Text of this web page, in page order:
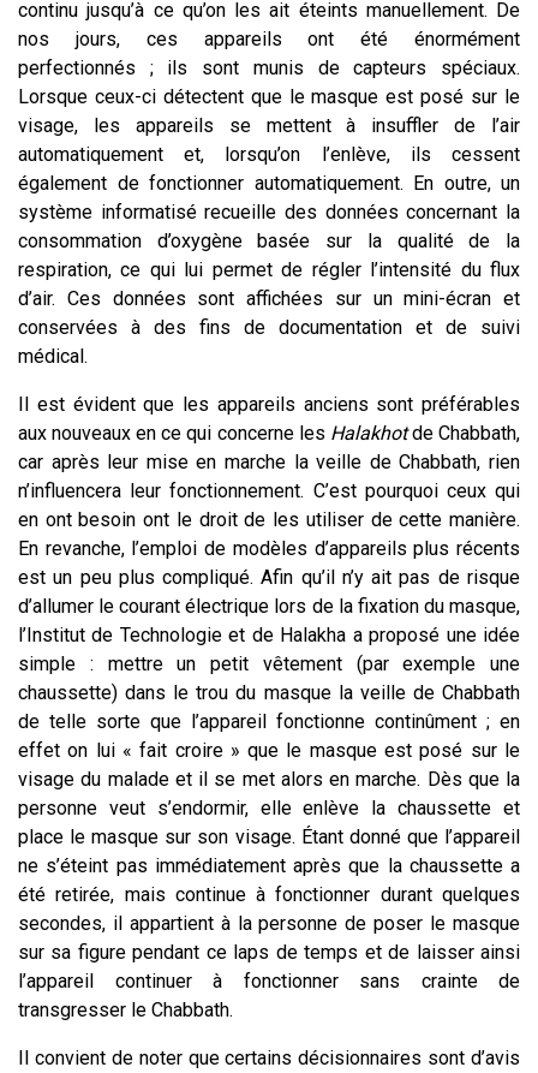
continu jusqu’à ce qu’on les ait éteints manuellement. De
nos jours, ces appareils ont été énormément
perfectionnés ; ils sont munis de capteurs spéciaux.
Lorsque ceux-ci détectent que le masque est posé sur le
visage, les appareils se mettent à insuffler de l’air
automatiquement et, lorsqu’on l’enlève, ils cessent
également de fonctionner automatiquement. En outre, un
système informatisé recueille des données concernant la
consommation d’oxygène basée sur la qualité de la
respiration, ce qui lui permet de régler l’intensité du flux
d’air. Ces données sont affichées sur un mini-écran et
conservées à des fins de documentation et de suivi
médical.
Il est évident que les appareils anciens sont préférables
aux nouveaux en ce qui concerne les Halakhotde Chabbath,
car après leur mise en marche la veille de Chabbath, rien
n’influencera leur fonctionnement. C’est pourquoi ceux qui
en ont besoin ont le droit de les utiliser de cette manière.
En revanche, l’emploi de modèles d’appareils plus récents
est un peu plus compliqué. Afin qu’il n’y ait pas de risque
d’allumer le courant électrique lors de la fixation du masque,
l’Institut de Technologie et de Halakha a proposé une idée
simple : mettre un petit vêtement (par exemple une
chaussette) dans le trou du masque la veille de Chabbath
de telle sorte que l’appareil fonctionne continûment ; en
effet on lui « fait croire » que le masque est posé sur le
visage du malade et il se met alors en marche. Dès que la
personne veut s’endormir, elle enlève la chaussette et
place le masque sur son visage. Étant donné que l’appareil
ne s’éteint pas immédiatement après que la chaussette a
été retirée, mais continue à fonctionner durant quelques
secondes, il appartient à la personne de poser le masque
sur sa figure pendant ce laps de temps et de laisser ainsi
l’appareil continuer à fonctionner sans crainte de
transgresser le Chabbath.
Il convient de noter que certains décisionnaires sont d’avis